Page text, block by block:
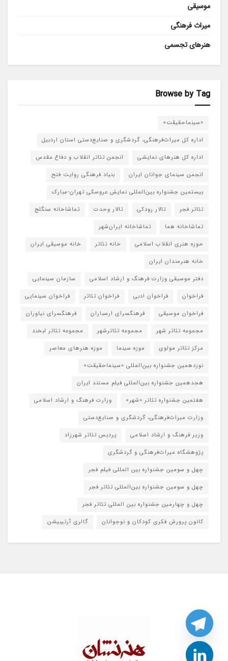
موسیقی
میراث فرهنگی
هنرهای تجسمی
Browse by Tag
«سینماحقیقت»
اداره کل میراث‌فرهنگی، گردشگری و صنایع‌دستی استان اردبیل
اداره کل هنرهای نمایشی
انجمن تئاتر انقلاب و دفاع مقدس
انجمن سینمای جوانان ایران
بنیاد فرهنگی روایت فتح
بیستمین جشنواره بین‌المللی نمایش عروسکی تهران-مبارک
تئاتر فجر
تالار رودکی تالار وحدت
تماشاخانه سنگلج
تماشاخانه هما
تماشاخانه‌ ایران‌شهر
حوزه هنری انقلاب اسلامی
خانه تئاتر
خانه موسیقی ایران
خانه هنرمندان ایران
دفتر موسیقی وزارت فرهنگ و ارشاد اسلامی
سازمان سینمایی
فراخوان
فراخوان ادبی فراخوان تئاتر
فراخوان سینمایی
فراخوان موسیقی
فرهنگسرای ارسباران
فرهنگسرای نیاوران
مجموعه تئاتر شهر
مجموعه تئاترشهر
مجموعه تئاتر لبخند
مرکز تئاتر مولوی
موزه سینما
موزه هنرهای معاصر
نوزدهمین جشنواره بین‌المللی «سینماحقیقت»
هجدهمین جشنواره بین‌المللی فیلم مستند ایران
هفتمین جشنواره تئاتر «شهر»
وزارت فرهنگ و ارشاد اسلامی
وزارت میراث‌فرهنگی، گردشگری و صنایع‌دستی
وزیر فرهنگ و ارشاد اسلامی
پردیس تئاتر شهرزاد
پژوهشگاه میراث‌فرهنگی و گردشگری
چهل و سومین جشنواره بین المللی فیلم فجر
چهل و سومین جشنواره بین‌المللی تئاتر فجر
چهل و چهارمین جشنواره بین المللی تئاتر فجر
کانون پرورش فکری کودکان و نوجوانان
گالری آرتیبیشن